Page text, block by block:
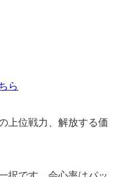
ら
上位戦力、解放する価